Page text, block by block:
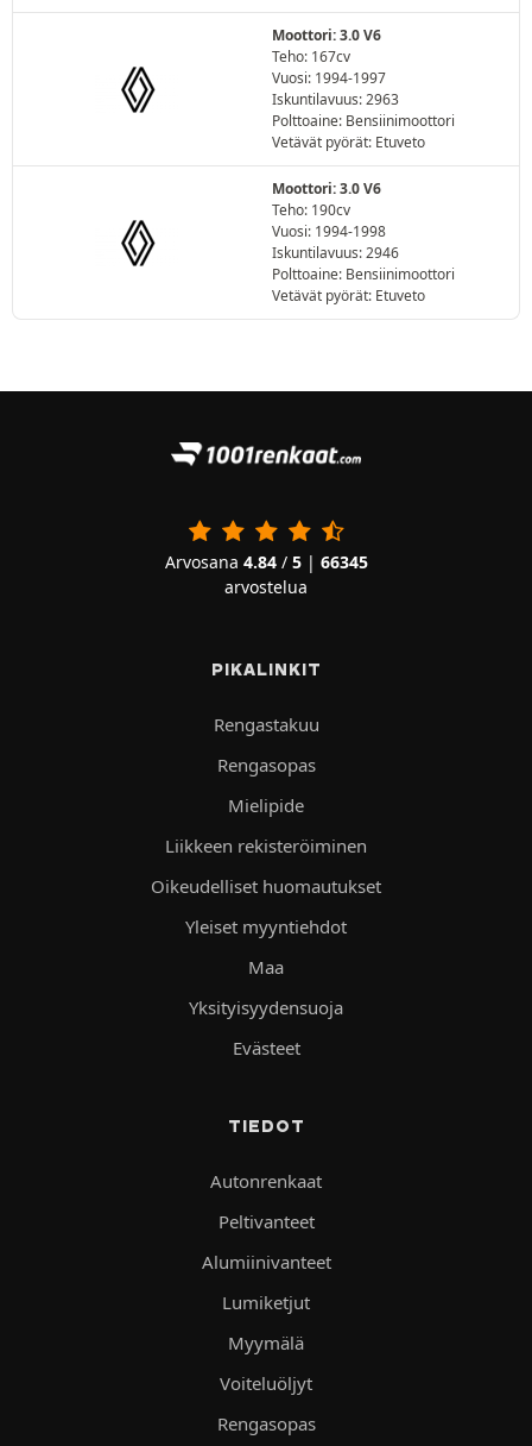
Moottori: 3.0 V6
Teho: 167cv
Vuosi: 1994-1997
Iskuntilavuus: 2963
Polttoaine: Bensiinimoottori
Vetävät pyörät: Etuveto
Moottori: 3.0 V6
Teho: 190cv
Vuosi: 1994-1998
Iskuntilavuus: 2946
Polttoaine: Bensiinimoottori
Vetävät pyörät: Etuveto
Arvosana 4.84/ 5| 66345
arvostelua
PIKALINKIT
Rengastakuu
Rengasopas
Mielipide
Liikkeen rekisteröiminen
Oikeudelliset huomautukset
Yleiset myyntiehdot
Maa
Yksityisyydensuoja
Evästeet
TIEDOT
Autonrenkaat
Peltivanteet
Alumiinivanteet
Lumiketjut
Myymälä
Voiteluöljyt
Rengasopas